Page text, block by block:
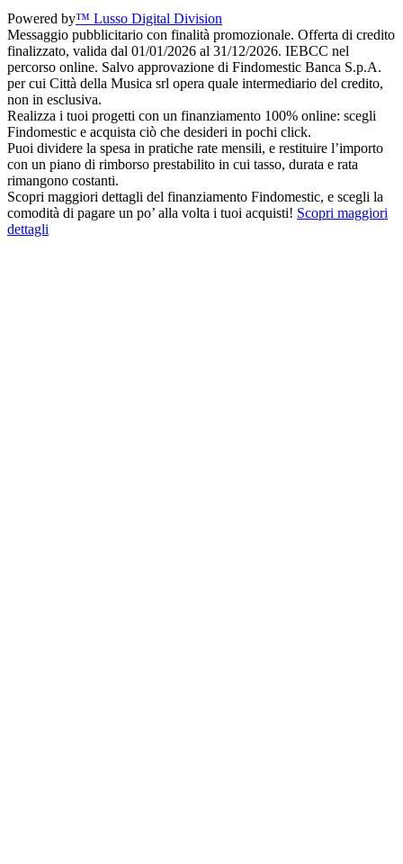
Powered by™ Lusso Digital Division
Messaggio pubblicitario con finalità promozionale. Offerta di credito
finalizzato, valida dal 01/01/2026 al 31/12/2026. IEBCC nel
percorso online. Salvo approvazione di Findomestic Banca S.p.A.
per cui Città della Musica srl opera quale intermediario del credito,
non in esclusiva.
Realizza i tuoi progetti con un finanziamento 100% online: scegli
Findomestic e acquista ciò che desideri in pochi click.
Puoi dividere la spesa in pratiche rate mensili, e restituire l’importo
con un piano di rimborso prestabilito in cui tasso, durata e rata
rimangono costanti.
Scopri maggiori dettagli del finanziamento Findomestic, e scegli la
comodità di pagare un po’ alla volta i tuoi acquisti! Scopri maggiori
dettagli